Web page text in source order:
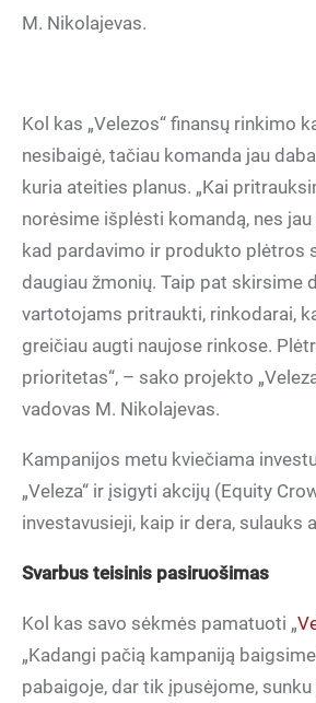
M. Nikolajevas.
Kol kas „Velezos“ finansų rinkimo
nesibaigė, tačiau komanda jau
kuria ateities planus. „Kai
norėsime išplėsti komandą, nes
kad pardavimo ir produkto plėtros
daugiau žmonių. Taip pat skirsime
vartotojams pritraukti, rinkodarai,
greičiau augti naujose rinkose.
prioritetas“, – sako projekto
vadovas M. Nikolajevas.
Kampanijos metu kviečiama
„Veleza“ ir įsigyti akcijų (Equity
investavusieji, kaip ir dera, sulauks
Svarbus teisinis pasiruošimas
Kol kas savo sėkmės pamatuoti „
„Kadangi pačią kampaniją
pabaigoje, dar tik įpusėjome,